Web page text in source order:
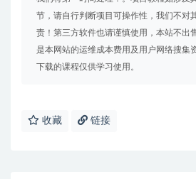
节，请自行判断项目可操作性，我们不对
责！第三方软件也请谨慎使用，本站不出
是本网站的运维成本费用及用户网络搜集
下载的课程仅供学习使用。
收藏 链接